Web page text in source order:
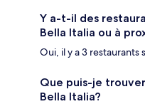
Y a-t-il des
Bella Italia ou à
Oui, il y a 3 restaurants
Que puis-je
Bella Italia?